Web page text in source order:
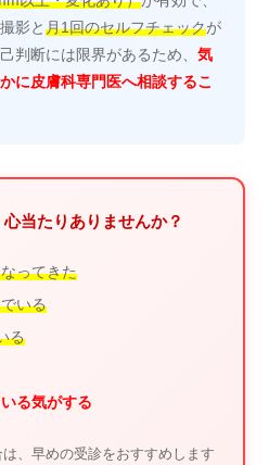
影と月1回のセルフチェックが
判断には限界があるため、 気
に皮膚科専門医へ相談するこ
当たりありませんか？
ってきた
いる
る
る気がする
、早めの受診をおすすめします